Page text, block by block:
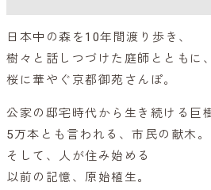
日本中の森を10年間渡り歩き、
樹々と話しつづけた庭師とともに、
桜に華やぐ京都御苑さんぽ。
公家の邸宅時代から生き続ける巨
5万本とも言われる、市民の献木。
そして、人が住み始める
以前の記憶、原始植生。